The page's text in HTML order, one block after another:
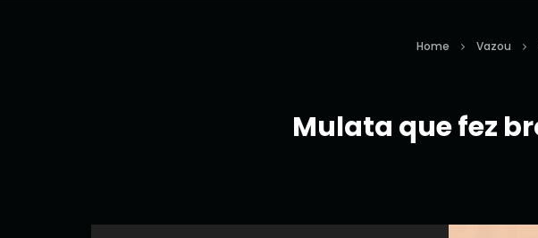
Home Vazou
Mulata que fez